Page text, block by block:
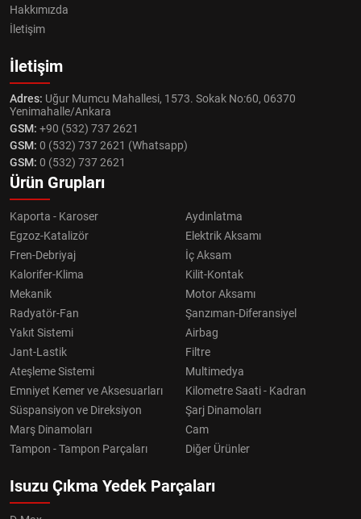
Hakkımızda
İletişim
İletişim
Adres: Uğur Mumcu Mahallesi, 1573. Sokak No:60, 06370
Yenimahalle/Ankara
GSM: +90 (532) 737 2621
GSM: 0 (532) 737 2621 (Whatsapp)
GSM: 0 (532) 737 2621
Ürün Grupları
Kaporta - Karoser
Aydınlatma
Egzoz-Katalizör
Elektrik Aksamı
Fren-Debriyaj
İç Aksam
Kalorifer-Klima
Kilit-Kontak
Mekanik
Motor Aksamı
Radyatör-Fan
Şanzıman-Diferansiyel
Yakıt Sistemi
Airbag
Jant-Lastik
Filtre
Ateşleme Sistemi
Multimedya
Emniyet Kemer ve Aksesuarları
Kilometre Saati - Kadran
Süspansiyon ve Direksiyon
Şarj Dinamoları
Marş Dinamoları
Cam
Tampon - Tampon Parçaları
Diğer Ürünler
Isuzu Çıkma Yedek Parçaları